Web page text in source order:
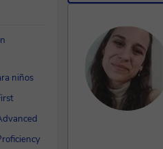
niños